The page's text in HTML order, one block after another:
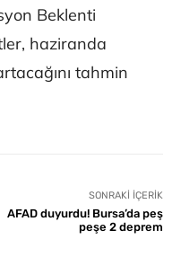
Beklenti
haziranda
tahmin
SONRAKI İÇERIK
AFAD duyurdu! Bursa’da peş
peşe 2 deprem